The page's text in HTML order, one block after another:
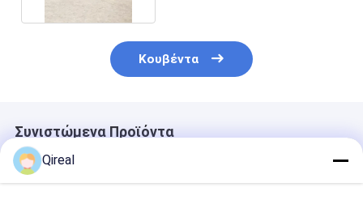
Κουβέντα
Συνιστώμενα Προϊόντα
Qireal